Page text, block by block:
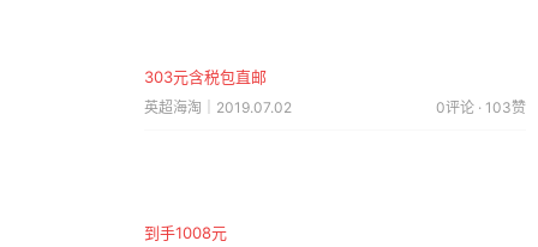
303元含税包直邮
英超海淘｜2019.07.02 0评论 · 103赞
到手1008元